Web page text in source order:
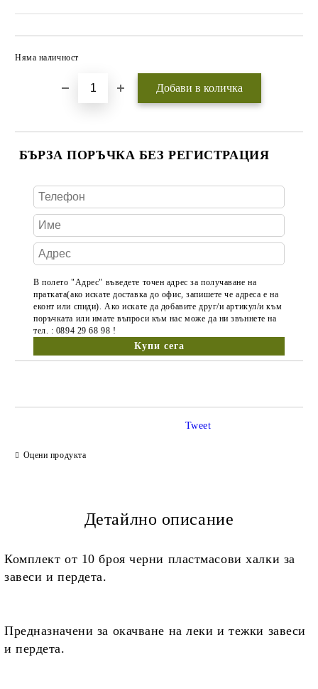
Няма наличност
БЪРЗА ПОРЪЧКА БЕЗ РЕГИСТРАЦИЯ
В полето "Адрес" въведете точен адрес за получаване на
пратката(ако искате доставка до офис, запишете че адреса е на
еконт или спиди). Ако искате да добавите друг/и артикул/и към
поръчката или имате въпроси към нас може да ни звъннете на
тел. : 0894 29 68 98 !
Оцени продукта
Tweet
Детайлно описание
Комплект от 10 броя черни пластмасови халки за
завеси и пердета.
Предназначени за окачване на леки и тежки завеси
и пердета.